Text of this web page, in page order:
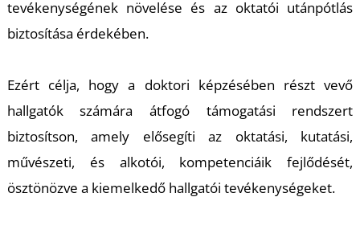
tevékenységének növelése és az oktatói utánpótlás
biztosítása érdekében.
Ezért célja, hogy a doktori képzésében részt vevő
hallgatók számára átfogó támogatási rendszert
biztosítson, amely elősegíti az oktatási, kutatási,
művészeti, és alkotói, kompetenciáik fejlődését,
ösztönözve a kiemelkedő hallgatói tevékenységeket.